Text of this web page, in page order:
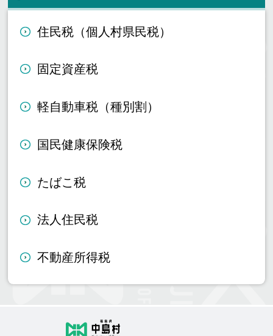
住民税（個人村県民税）
固定資産税
軽自動車税（種別割）
国民健康保険税
たばこ税
法人住民税
不動産所得税